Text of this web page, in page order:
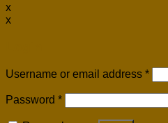
x
x
Username or email address *
Password *